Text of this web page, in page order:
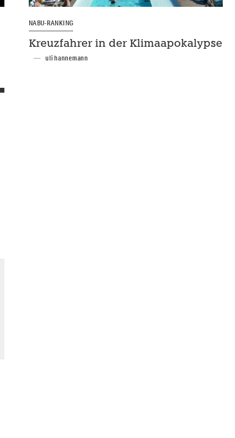
NABU-RANKING
Kreuzfahrer in der Klimaapokalypse
uli hannemann